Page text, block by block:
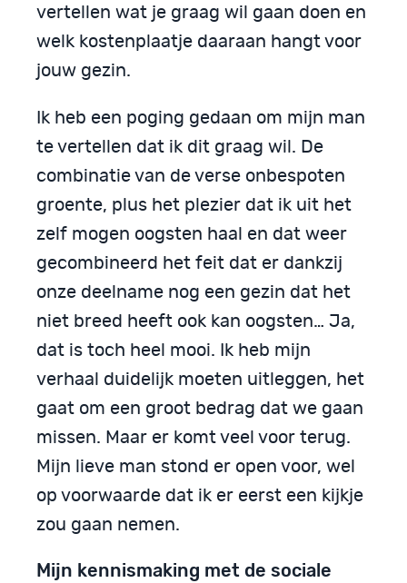
vertellen wat je graag wil gaan doen en
welk kostenplaatje daaraan hangt voor
jouw gezin.
Ik heb een poging gedaan om mijn man
te vertellen dat ik dit graag wil. De
combinatie van de verse onbespoten
groente, plus het plezier dat ik uit het
zelf mogen oogsten haal en dat weer
gecombineerd het feit dat er dankzij
onze deelname nog een gezin dat het
niet breed heeft ook kan oogsten… Ja,
dat is toch heel mooi. Ik heb mijn
verhaal duidelijk moeten uitleggen, het
gaat om een groot bedrag dat we gaan
missen. Maar er komt veel voor terug.
Mijn lieve man stond er open voor, wel
op voorwaarde dat ik er eerst een kijkje
zou gaan nemen.
Mijn kennismaking met de sociale